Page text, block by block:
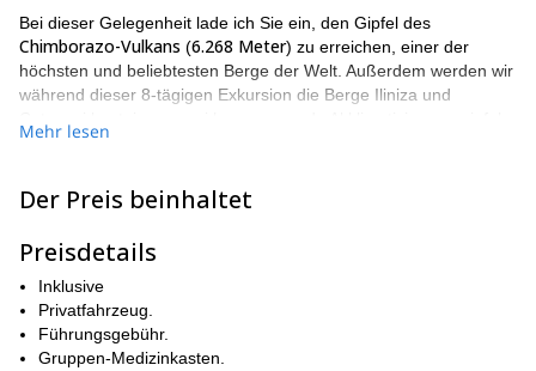
Bei dieser Gelegenheit lade ich Sie ein, den Gipfel des
Chimborazo-Vulkans (6.268 Meter) zu erreichen, einer der
höchsten und beliebtesten Berge der Welt. Außerdem werden wir
während dieser 8-tägigen Exkursion die Berge Iliniza und
mit wunderbaren Ausblicken auf die Zentralanden.
Aufstieg zum Rumiñahui-Vulkan
dasSan Joaquin Inn
vorbereiten werden.
Bitte werfen Sie unten einen Blick auf die detaillierte
Beschreibung des Reiseverlaufs.
Mehr lesen
Der Preis beinhaltet
Preisdetails
Inklusive
Privatfahrzeug.
Führungsgebühr.
Gruppen-Medizinkasten.